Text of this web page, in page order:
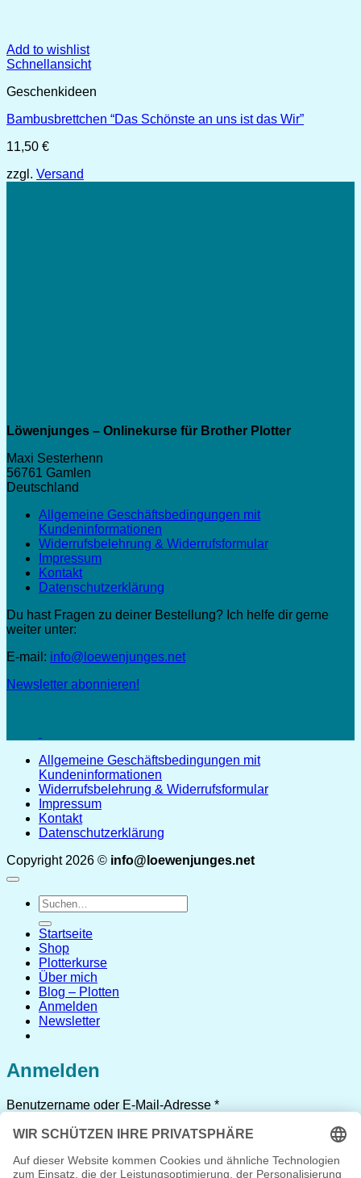
Add to wishlist
Schnellansicht
Geschenkideen
Bambusbrettchen “Das Schönste an uns ist das Wir”
11,50 €
zzgl. Versand
Löwenjunges – Onlinekurse für Brother Plotter
Maxi Sesterhenn
56761 Gamlen
Deutschland
Allgemeine Geschäftsbedingungen mit
Kundeninformationen
Widerrufsbelehrung & Widerrufsformular
Impressum
Kontakt
Datenschutzerklärung
Du hast Fragen zu deiner Bestellung? Ich helfe dir gerne
weiter unter:
E-mail: info@loewenjunges.net
Newsletter abonnieren!
Allgemeine Geschäftsbedingungen mit
Kundeninformationen
Widerrufsbelehrung & Widerrufsformular
Impressum
Kontakt
Datenschutzerklärung
Copyright 2026 © info@loewenjunges.net
Suchen
nach:
Startseite
Shop
Plotterkurse
Über mich
Blog – Plotten
Anmelden
Newsletter
Anmelden
Benutzername oder E-Mail-Adresse *Erforderlich